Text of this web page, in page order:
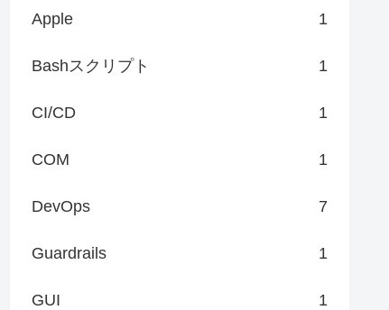
Apple 1
Bashスクリプト 1
CI/CD 1
COM 1
DevOps 7
Guardrails 1
GUI 1